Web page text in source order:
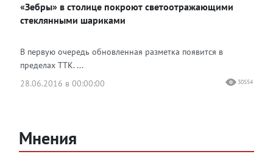
«Зебры» в столице покроют светоотражающими
стеклянными шариками
В первую очередь обновленная разметка появится в
пределах ТТК. ...
28.06.2016 в 00:00:00
30554
Мнения